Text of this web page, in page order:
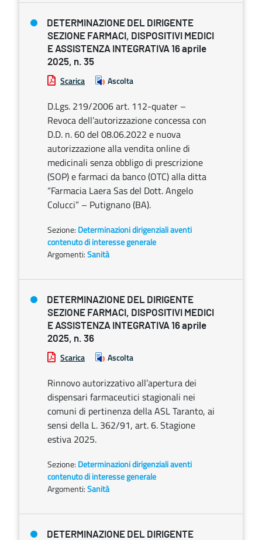
DETERMINAZIONE DEL DIRIGENTE
SEZIONE FARMACI, DISPOSITIVI MEDICI
E ASSISTENZA INTEGRATIVA 16 aprile
2025, n. 35
Scarica Ascolta
D.Lgs. 219/2006 art. 112-quater –
Revoca dell’autorizzazione concessa con
D.D. n. 60 del 08.06.2022 e nuova
autorizzazione alla vendita online di
medicinali senza obbligo di prescrizione
(SOP) e farmaci da banco (OTC) alla ditta
“Farmacia Laera Sas del Dott. Angelo
Colucci” – Putignano (BA).
Sezione: Determinazioni dirigenziali aventi
contenuto di interesse generale
Argomenti:Sanità
DETERMINAZIONE DEL DIRIGENTE
SEZIONE FARMACI, DISPOSITIVI MEDICI
E ASSISTENZA INTEGRATIVA 16 aprile
2025, n. 36
Scarica Ascolta
Rinnovo autorizzativo all’apertura dei
dispensari farmaceutici stagionali nei
comuni di pertinenza della ASL Taranto, ai
sensi della L. 362/91, art. 6. Stagione
estiva 2025.
Sezione: Determinazioni dirigenziali aventi
contenuto di interesse generale
Argomenti:Sanità
DETERMINAZIONE DEL DIRIGENTE